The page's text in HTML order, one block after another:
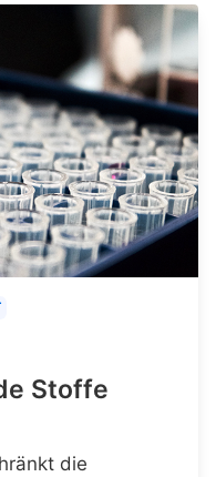
Stoffe
die